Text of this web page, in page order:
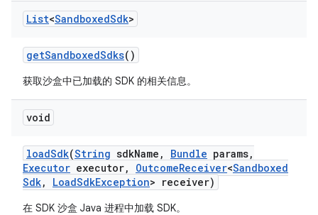
List<SandboxedSdk>
getSandboxedSdks()
获取沙盒中已加载的 SDK 的相关信息。
void
loadSdk(String sdkName , Bundle params,
Executor executor, OutcomeReceiver<Sandboxed
Sdk, LoadSdkException> receiver)
在 SDK 沙盒 Java 进程中加载 SDK。